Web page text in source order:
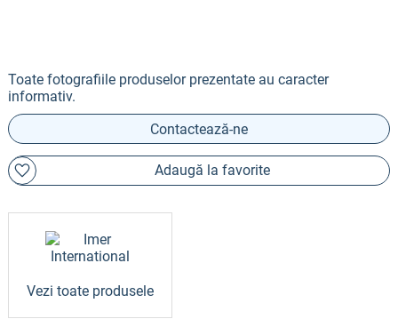
Toate fotografiile produselor prezentate au caracter
informativ.
Contactează-ne
Adaugă la favorite
Vezi toate produsele